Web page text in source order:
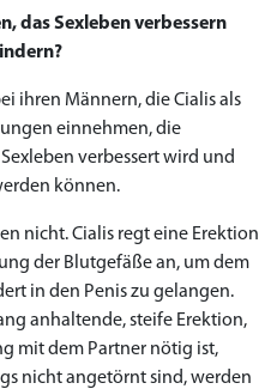
das Sexleben verbessern
ihren Männern, die Cialis als
einnehmen, die
verbessert wird und
können.
nicht. Cialis regt eine Erektion
der Blutgefäße an, um dem
in den Penis zu gelangen.
anhaltende, steife Erektion,
mit dem Partner nötig ist,
nicht angetörnt sind, werden